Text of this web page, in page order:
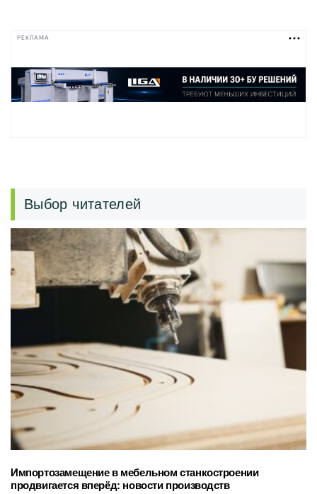
РЕКЛАМА
Выбор читателей
Импортозамещение в мебельном станкостроении
продвигается вперёд: новости производств